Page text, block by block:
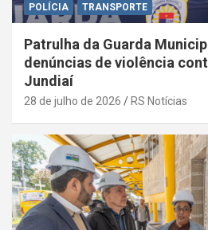
POLÍCIA TRANSPORTE
Patrulha da Guarda
denúncias de violência
Jundiaí
28 de julho de 2026 RS Notícias